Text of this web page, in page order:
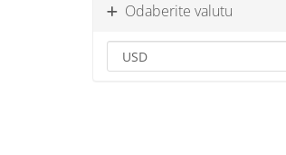
Odaberite valutu